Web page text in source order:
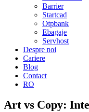
Barrier
Startcad
Otpbank
Ebagaje
Servhost
Despre noi
Cariere
Blog
Contact
RO
Art vs Copy: